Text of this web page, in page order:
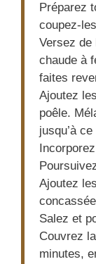
Préparez
coupez-
Versez de
chaude à
faites
Ajoutez
poêle.
jusqu’à
Ajoutez
Salez et
Couvrez
minutes,